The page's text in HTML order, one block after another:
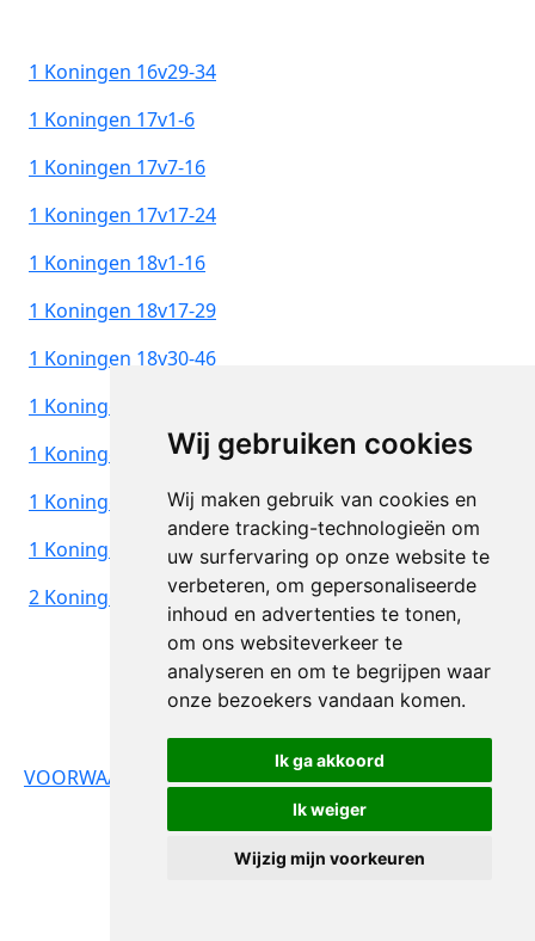
Wij gebruiken cookies
Wij maken gebruik van cookies en
andere tracking-technologieën om
uw surfervaring op onze website te
verbeteren, om gepersonaliseerde
inhoud en advertenties te tonen,
om ons websiteverkeer te
analyseren en om te begrijpen waar
onze bezoekers vandaan komen.
Ik ga akkoord
Ik weiger
Wijzig mijn voorkeuren
1 Koningen 16v29-34
1 Koningen 17v1-6
1 Koningen 17v7-16
1 Koningen 17v17-24
1 Koningen 18v1-16
1 Koningen 18v17-29
1 Koningen 18v30-46
1 Koningen 19v1-8
1 Koningen 19v9-12
1 Koningen 21v1-16
1 Koningen 21v17-29
2 Koningen 1v1-8
VOORWAARDEN
PRIVACY
© Copyright 2026 -
DioNeth.nl